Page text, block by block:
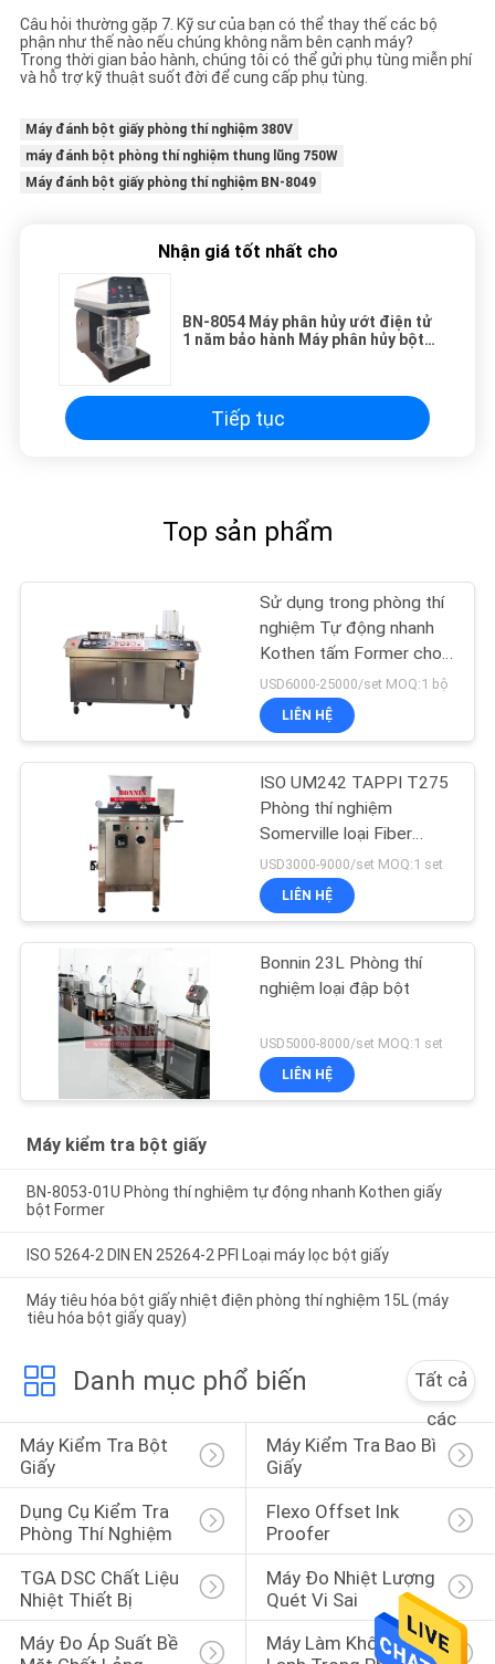
Câu hỏi thường gặp 7. Kỹ sư của bạn có thể thay thế các bộ
phận như thế nào nếu chúng không nằm bên cạnh máy?
Trong thời gian bảo hành, chúng tôi có thể gửi phụ tùng miễn phí
và hỗ trợ kỹ thuật suốt đời để cung cấp phụ tùng.
Máy đánh bột giấy phòng thí nghiệm 380V
máy đánh bột phòng thí nghiệm thung lũng 750W
Máy đánh bột giấy phòng thí nghiệm BN-8049
Nhận giá tốt nhất cho
BN-8054 Máy phân hủy ướt điện tử
1 năm bảo hành Máy phân hủy bột
Tiếp tục
Top sản phẩm
Sử dụng trong phòng thí
nghiệm Tự động nhanh
Kothen tấm Former cho
giấy bột
USD6000-25000/set MOQ:1 bộ
LIÊN HỆ
ISO UM242 TAPPI T275
Phòng thí nghiệm
Somerville loại Fiber
Fractionator
USD3000-9000/set MOQ:1 set
LIÊN HỆ
Bonnin 23L Phòng thí
nghiệm loại đập bột
USD5000-8000/set MOQ:1 set
LIÊN HỆ
Máy kiểm tra bột giấy
BN-8053-01U Phòng thí nghiệm tự động nhanh Kothen giấy
bột Former
ISO 5264-2 DIN EN 25264-2 PFI Loại máy lọc bột giấy
Máy tiêu hóa bột giấy nhiệt điện phòng thí nghiệm 15L (máy
tiêu hóa bột giấy quay)
Danh mục phổ biến
Tất cả
các
Máy Kiểm Tra Bột
Giấy
Máy Kiểm Tra Bao Bì
Giấy
Dụng Cụ Kiểm Tra
Phòng Thí Nghiệm
Flexo Offset Ink
Proofer
TGA DSC Chất Liệu
Nhiệt Thiết Bị
Máy Đo Nhiệt Lượng
Quét Vi Sai
Máy Đo Áp Suất Bề
Máy Làm Khô Đông